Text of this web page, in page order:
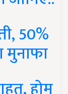
50%
मुनाफा